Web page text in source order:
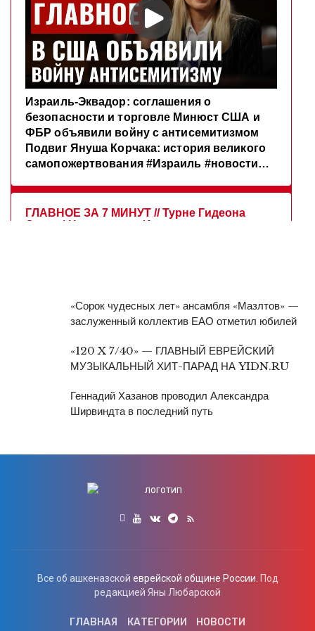
«Сорок чудесных лет» ансамбля «Мазлтов» —
заслуженный коллектив ЕАО отметил юбилей
«120 X 7/40» — ГЛАВНЫЙ ЕВРЕЙСКИЙ
МУЗЫКАЛЬНЫЙ ХИТ-ПАРАД НА YIDN.RU
Геннадий Хазанов проводил Александра
Ширвиндта в последний путь
Все об ашкеназской еврейской общине России. Под
редакцией Яны Любарской
ГЛАВНАЯ КАТЕГОРИИ НОВОСТИ